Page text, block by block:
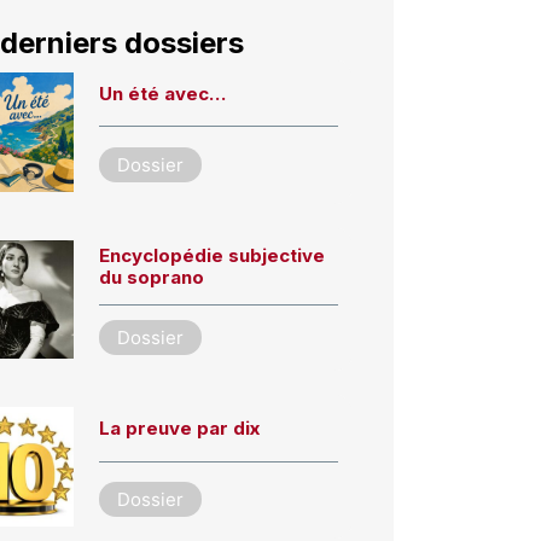
dossiers
Un été avec…
Dossier
Encyclopédie subjective
du soprano
Dossier
La preuve par dix
Dossier